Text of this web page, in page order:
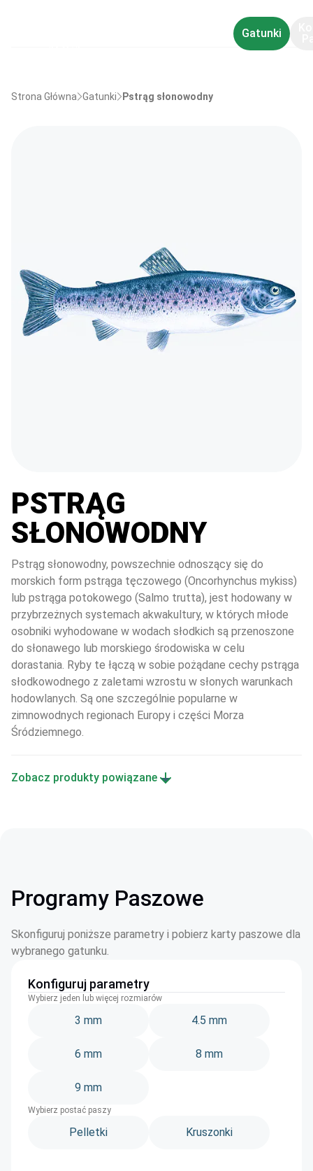
Gatunki
Strona Główna Gatunki Pstrąg słonowodny
PSTRĄG
SŁONOWODNY
Pstrąg słonowodny, powszechnie odnoszący się do
morskich form pstrąga tęczowego (Oncorhynchus mykiss)
lub pstrąga potokowego (Salmo trutta), jest hodowany w
przybrzeżnych systemach akwakultury, w których młode
osobniki wyhodowane w wodach słodkich są przenoszone
do słonawego lub morskiego środowiska w celu
dorastania. Ryby te łączą w sobie pożądane cechy pstrąga
słodkowodnego z zaletami wzrostu w słonych warunkach
hodowlanych. Są one szczególnie popularne w
zimnowodnych regionach Europy i części Morza
Śródziemnego.
Zobacz produkty powiązane
Programy Paszowe
Skonfiguruj poniższe parametry i pobierz karty paszowe dla
wybranego gatunku.
Konfiguruj parametry
Wybierz jeden lub więcej rozmiarów
3 mm 4.5 mm
6 mm 8 mm
9 mm
Wybierz postać paszy
Pelletki Kruszonki